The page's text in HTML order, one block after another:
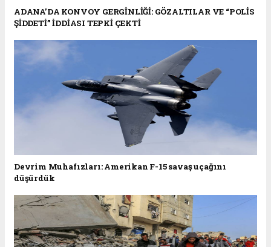
ADANA’DA KONVOY GERGİNLİĞİ: GÖZALTILAR VE “POLİS
ŞİDDETİ” İDDİASI TEPKİ ÇEKTİ
Devrim Muhafızları: Amerikan F-15 savaş uçağını
düşürdük